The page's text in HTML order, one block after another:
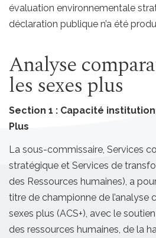
évaluation environnementale
déclaration publique n’a été
Analyse
les sexes plus
Section 1 : Capacité
Plus
La sous-commissaire, Services
stratégique et Services de
des Ressources humaines), a
titre de championne de l’analyse
sexes plus (ACS+), avec le
des ressources humaines, de la